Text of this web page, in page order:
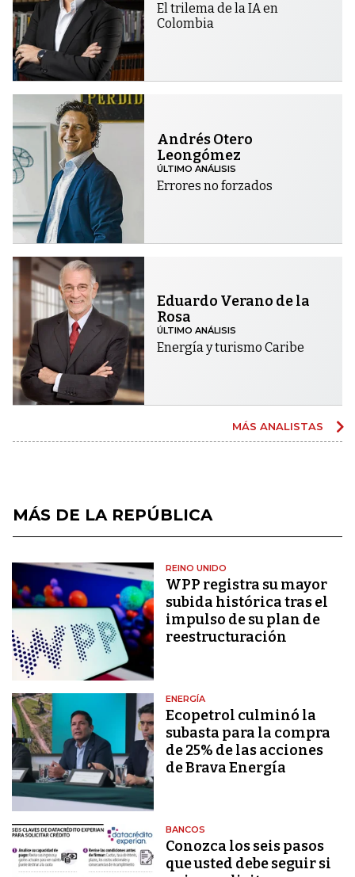
El trilema de la IA en
Colombia
Andrés Otero
Leongómez
ÚLTIMO ANÁLISIS
Errores no forzados
Eduardo Verano de la
Rosa
ÚLTIMO ANÁLISIS
Energía y turismo Caribe
MÁS ANALISTAS
MÁS DE LA REPÚBLICA
REINO UNIDO
WPP registra su mayor
subida histórica tras el
impulso de su plan de
reestructuración
ENERGÍA
Ecopetrol culminó la
subasta para la compra
de 25% de las acciones
de Brava Energía
BANCOS
Conozca los seis pasos
que usted debe seguir si